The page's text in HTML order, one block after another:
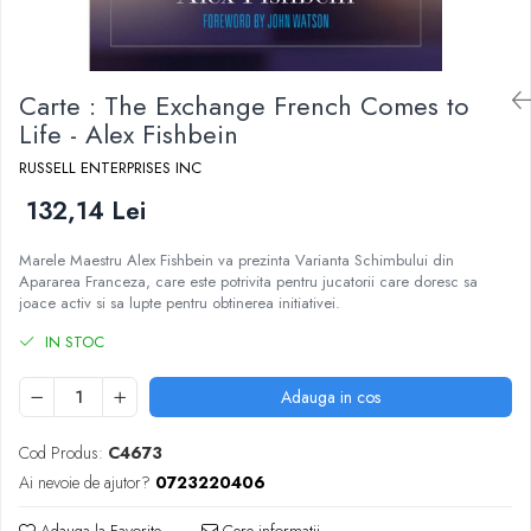
Instruire Generala
Lemn De Boxwood
Lemn De Carpen (hornbeam)
Piese de sah DGT
Piese De Sah Tematice Din Plastic
Piese Din Lemn
Piese Din Plastic
Piese rezerva
Piese sah electronice
Piese sah electronice
Carte : The Exchange French Comes to
Life - Alex Fishbein
RUSSELL ENTERPRISES INC
132,14 Lei
Marele Maestru Alex Fishbein va prezinta Varianta Schimbului din
Apararea Franceza, care este potrivita pentru jucatorii care doresc sa
joace activ si sa lupte pentru obtinerea initiativei.
IN STOC
Adauga in cos
Cod Produs: C4673
Ai nevoie de ajutor? 0723220406